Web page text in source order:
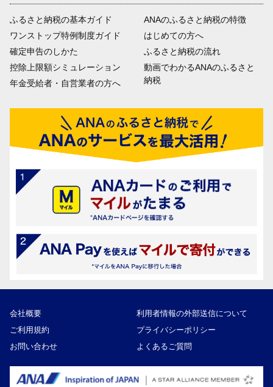
ふるさと納税の基本ガイド
ワンストップ特例制度ガイド
確定申告のしかた
控除上限額シミュレーション
年金受給者・自営業者の方へ
ANAのふるさと納税の特徴
はじめての方へ
ふるさと納税の流れ
動画でわかるANAのふるさと
納税
会社概要
利用者情報の外部送信について
ご利用規約
プライバシーポリシー
お問い合わせ
よくあるご質問